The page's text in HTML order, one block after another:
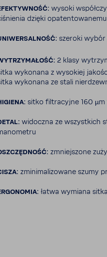
wysoki
dzięki
szeroki wybór
2 klasy
wyko­nana z wyso­kiej
wyko­nana ze stali
sitko filtra­cyjne 160 µm
widoczna ze wszyst­kich
zmniej­szone
zmini­ma­li­zo­wane szumy
łatwa wymiana